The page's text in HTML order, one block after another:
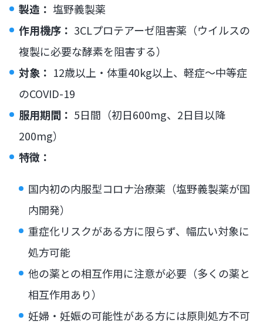
製造： 塩野義製薬
作用機序： 3CLプロテアーゼ阻害薬（ウイルスの
複製に必要な酵素を阻害する）
対象： 12歳以上・体重40kg以上、軽症〜中等症
のCOVID-19
服用期間： 5日間（初日600mg、2日目以降
200mg）
特徴：
国内初の内服型コロナ治療薬（塩野義製薬が国
内開発）
重症化リスクがある方に限らず、幅広い対象に
処方可能
他の薬との相互作用に注意が必要（多くの薬と
相互作用あり）
妊婦・妊娠の可能性がある方には原則処方不可